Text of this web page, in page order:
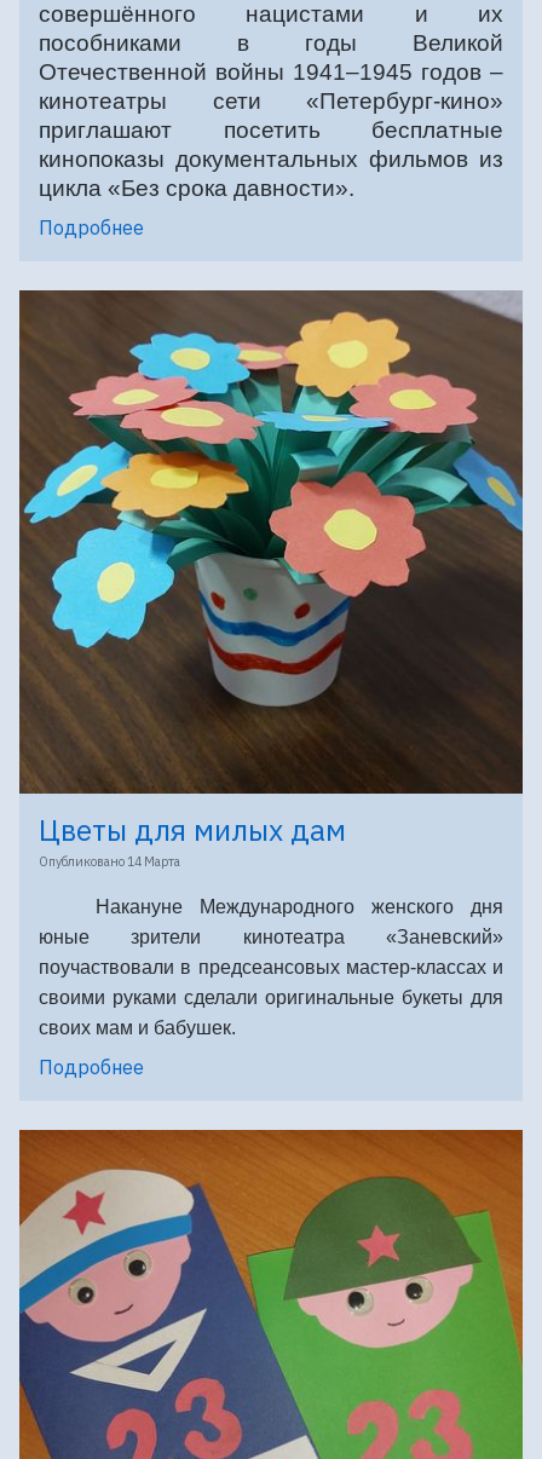
совершённого нацистами и их
пособниками в годы Великой
Отечественной войны 1941–1945 годов –
кинотеатры сети «Петербург-кино»
приглашают посетить бесплатные
кинопоказы документальных фильмов из
цикла «Без срока давности».
Подробнее
Цветы для милых дам
Опубликовано 14 Марта
Накануне Международного женского дня
юные зрители кинотеатра «Заневский»
поучаствовали в предсеансовых мастер-классах и
своими руками сделали оригинальные букеты для
своих мам и бабушек.
Подробнее